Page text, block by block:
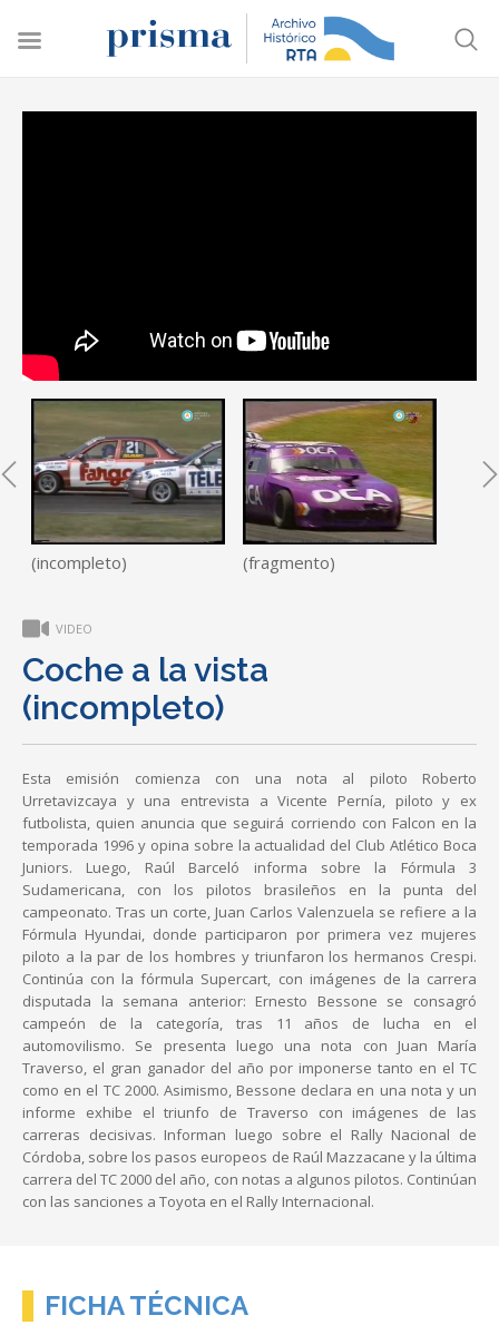
(incompleto) (fragmento)
VIDEO
Coche a la vista
(incompleto)
Esta emisión comienza con una nota al piloto Roberto
Urretavizcaya y una entrevista a Vicente Pernía, piloto y ex
futbolista, quien anuncia que seguirá corriendo con Falcon en la
temporada 1996 y opina sobre la actualidad del Club Atlético Boca
Juniors. Luego, Raúl Barceló informa sobre la Fórmula 3
Sudamericana, con los pilotos brasileños en la punta del
campeonato. Tras un corte, Juan Carlos Valenzuela se refiere a la
Fórmula Hyundai, donde participaron por primera vez mujeres
piloto a la par de los hombres y triunfaron los hermanos Crespi.
Continúa con la fórmula Supercart, con imágenes de la carrera
disputada la semana anterior: Ernesto Bessone se consagró
campeón de la categoría, tras 11 años de lucha en el
automovilismo. Se presenta luego una nota con Juan María
Traverso, el gran ganador del año por imponerse tanto en el TC
como en el TC 2000. Asimismo, Bessone declara en una nota y un
informe exhibe el triunfo de Traverso con imágenes de las
carreras decisivas. Informan luego sobre el Rally Nacional de
Córdoba, sobre los pasos europeos de Raúl Mazzacane y la última
carrera del TC 2000 del año, con notas a algunos pilotos. Continúan
con las sanciones a Toyota en el Rally Internacional.
FICHA TÉCNICA